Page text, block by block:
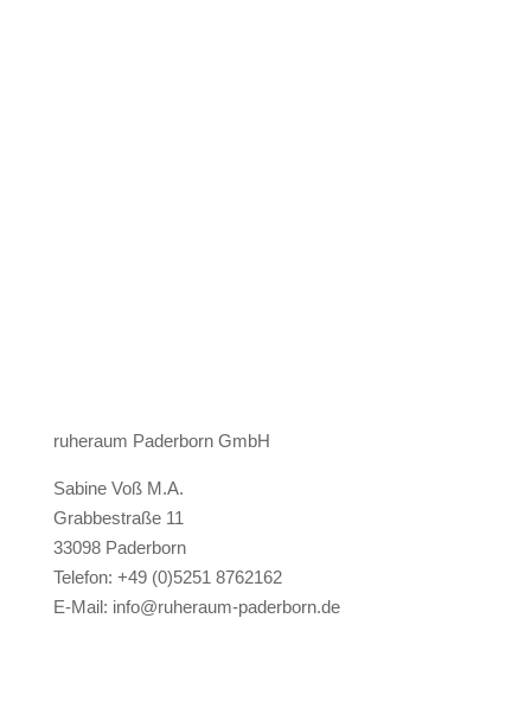
ruheraum Paderborn GmbH
Sabine Voß M.A.
Grabbestraße 11
33098 Paderborn
Telefon: +49 (0)5251 8762162
E-Mail: info@ruheraum-paderborn.de